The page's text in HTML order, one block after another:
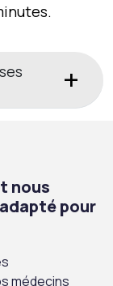
nous
pour
médecins